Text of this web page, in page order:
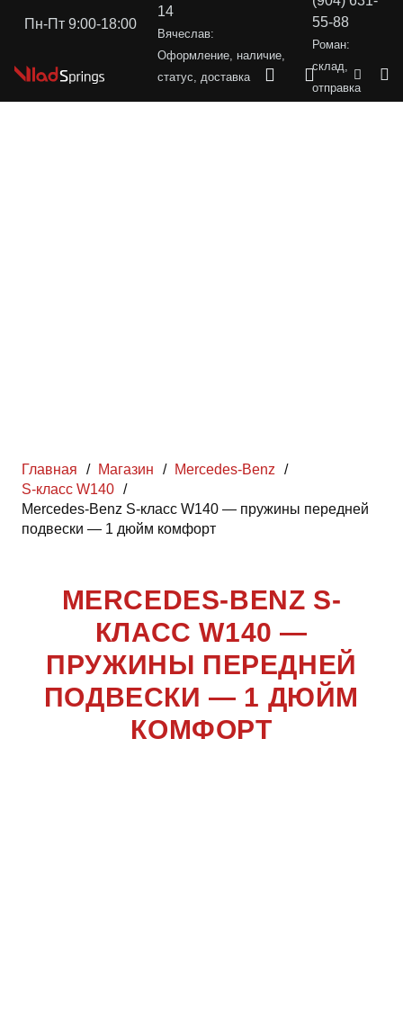
Пн-Пт 9:00-18:00
14
Вячеслав:
Оформление, наличие,
статус, доставка
55-88
Роман:
склад,
отправка
Главная / Магазин / Mercedes-Benz
/
S-класс W140 /
Mercedes-Benz S-класс W140 — пружины передней
подвески — 1 дюйм комфорт
MERCEDES-BENZ S-
КЛАСС W140 —
ПРУЖИНЫ ПЕРЕДНЕЙ
ПОДВЕСКИ — 1 ДЮЙМ
КОМФОРТ